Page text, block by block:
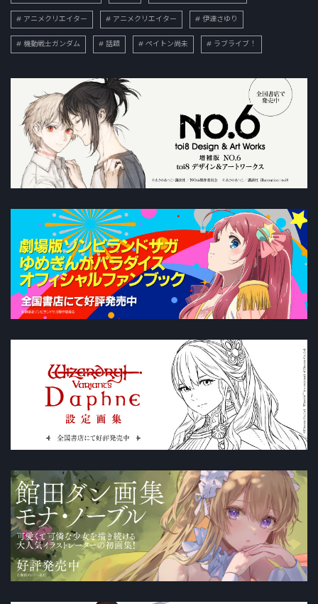
アニメクリエイター アニメクリエイター 伊達さゆり
機動戦士ガンダム 話題 ペイトン尚未 ラブライブ！